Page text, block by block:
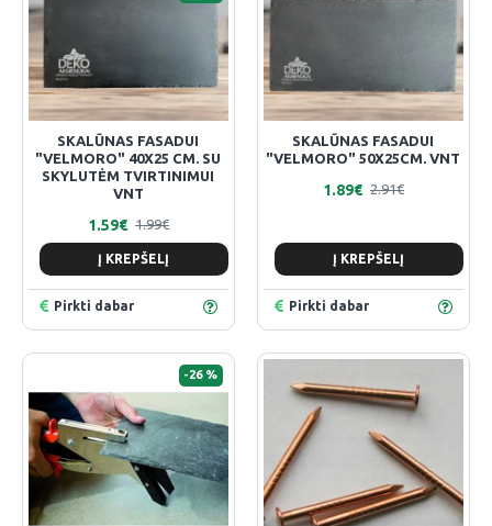
SKALŪNAS FASADUI
"VELMORO" 40X25 CM. SU
SKYLUTĖM TVIRTINIMUI
VNT
1.59€ 1.99€
Į KREPŠELĮ
Pirkti dabar
SKALŪNAS FASADUI
"VELMORO" 50X25CM. VNT
1.89€ 2.91€
Į KREPŠELĮ
Pirkti dabar
-26 %